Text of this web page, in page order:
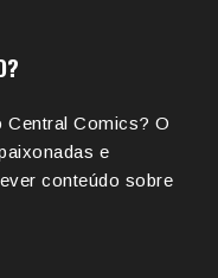
Central Comics? O
e
conteúdo sobre